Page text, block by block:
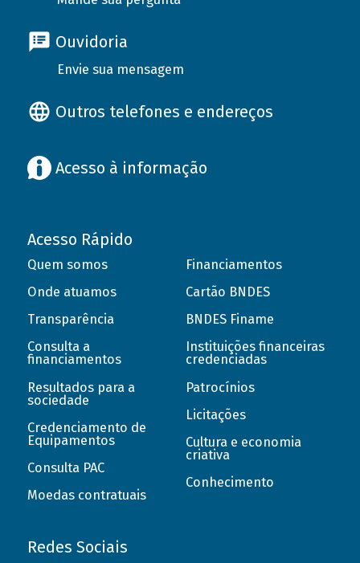
Ouvidoria
Envie sua mensagem
Outros telefones e endereços
Acesso à informação
Acesso Rápido
Quem somos
Onde atuamos
Transparência
Consulta a
financiamentos
Resultados para a
sociedade
Credenciamento de
Equipamentos
Consulta PAC
Moedas contratuais
Financiamentos
Cartão BNDES
BNDES Finame
Instituições financeiras
credenciadas
Patrocínios
Licitações
Cultura e economia
criativa
Conhecimento
Redes Sociais